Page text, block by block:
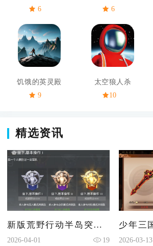
6
6
饥饿的英灵殿
9
太空狼人杀
10
精选资讯
新版荒野行动半岛突围在哪里进入
2026-04-01 19 2026-03-13